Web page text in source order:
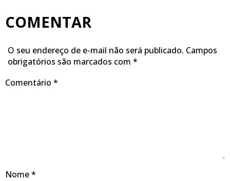
COMENTAR
O seu endereço de e-mail não será publicado. Campos
obrigatórios são marcados com *
Comentário *
Nome*